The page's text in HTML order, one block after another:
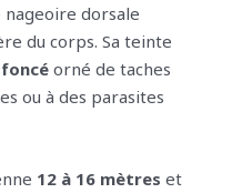
nageoire dorsale
du corps. Sa teinte
orné de taches
ou à des parasites
12 à 16 mètres et